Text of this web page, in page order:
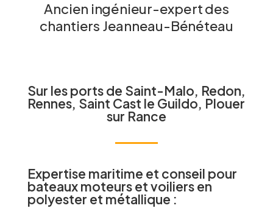
Ancien ingénieur-expert des
chantiers Jeanneau-Bénéteau
Sur les ports de Saint-Malo, Redon,
Rennes, Saint Cast le Guildo, Plouer
sur Rance
Expertise maritime et conseil pour
bateaux moteurs et voiliers en
polyester et métallique :